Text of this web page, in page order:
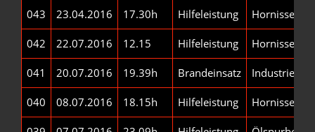
043 23.04.2016 17.30h Hilfeleistung Hornissen-/
042 22.07.2016 12.15 Hilfeleistung Hornissen-/
041 20.07.2016 19.39h Brandeinsatz
040 08.07.2016 18.15h Hilfeleistung Hornissen-/